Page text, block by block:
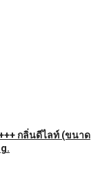
กลิ่นดีไลท์ (ขนาด